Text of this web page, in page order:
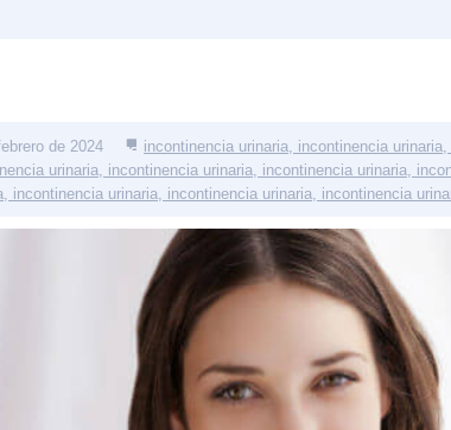
de 2024
incontinencia urinaria, incontinencia
urinaria, incontinencia urinaria, incontinencia urinaria,
incontinencia urinaria, incontinencia urinaria, incontinencia